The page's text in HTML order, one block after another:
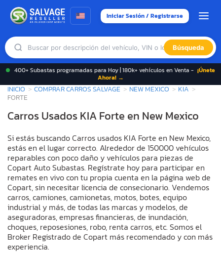
Iniciar Sesión / Registrarse
Búsqueda
400+ Subastas programadas para Hoy | 180k+ vehículos en Venta - ¡Únete
Ahora! →
INICIO COMPRAR CARROS SALVAGE NEW MEXICO
KIA
FORTE
Carros Usados KIA Forte en New Mexico
Si estás buscando Carros usados KIA Forte en New Mexico,
estás en el lugar correcto. Alrededor de 150000 vehículos
reparables con poco daño y vehículos para piezas de
Copart Auto Subastas. Regístrate hoy para participar en
remates en vivo con tu propia cuenta en la página web de
Copart, sin necesitar licencia de consecionario. Vendemos
carros, camiones, camionetas, motos, botes, equipo
industrial y más, de todas las marcas y modelos, de
aseguradoras, empresas financieras, de inundación,
choques, reposesiones, robo, renta carros, etc. Somos el
Broker Registrado de Copart más recomendado y con más
experiencia.